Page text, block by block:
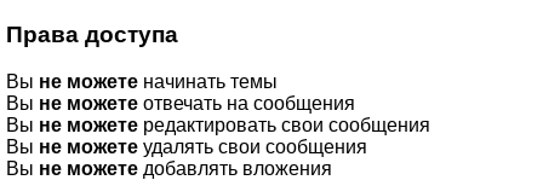
Права доступа
Вы не можете начинать темы
Вы не можете отвечать на сообщения
Вы не можете редактировать свои сообщения
Вы не можете удалять свои сообщения
Вы не можете добавлять вложения